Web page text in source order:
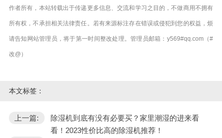
作者所有，本站转载出于传递更多信息、交流和学习之目的，不做商用不拥有
所有权，不承担相关法律责任。若有来源标注存在错误或侵犯到您的权益，烦
请告知网站管理员，将于第一时间整改处理。管理员邮箱：y569#qq.com（#
改@）
本文标签：
上一篇:
除湿机到底有没有必要买？家里潮湿的进来看
看！2023性价比高的除湿机推荐！